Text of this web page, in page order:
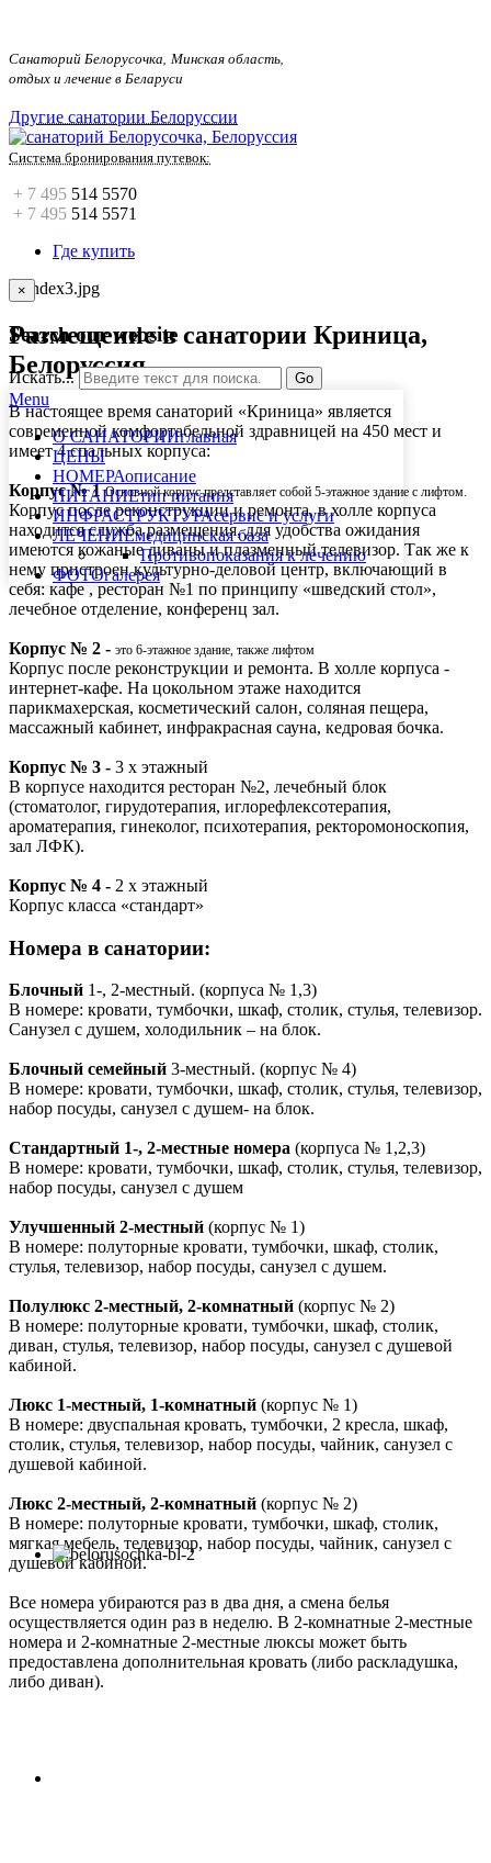
Санаторий Белорусочка, Минская область,
отдых и лечение в Беларуси
Другие санатории Белоруссии
Система бронирования путевок:
+ 7 495 514 5570
+ 7 495 514 5571
Где купить
×
Search our website
Искать... Go
Menu
О САНАТОРИИглавная
ЦЕНЫ
НОМЕРАописание
ПИТАНИЕтип питания
ИНФРАСТРУКТУРАсервис и услуги
ЛЕЧЕНИЕмедицинская база
Противопоказания к лечению
ФОТОгалерея
Размещение в санатории Криница,
Белоруссия
В настоящее время санаторий «Криница» является
современной комфортабельной здравницей на 450 мест и
имеет 4 спальных корпуса:
Корпус № 1Основной корпус представляет собой 5-этажное здание с лифтом.
Корпус после реконструкции и ремонта, в холле корпуса
находится служба размещения, для удобства ожидания
имеются кожаные диваны и плазменный телевизор. Так же к
нему пристроен культурно-деловой центр, включающий в
себя: кафе , ресторан №1 по принципу «шведский стол»,
лечебное отделение, конференц зал.
Корпус № 2 - это 6-этажное здание, также лифтом
Корпус после реконструкции и ремонта. В холле корпуса -
интернет-кафе. На цокольном этаже находится
парикмахерская, косметический салон, соляная пещера,
массажный кабинет, инфракрасная сауна, кедровая бочка.
Корпус № 3 - 3 х этажный
В корпусе находится ресторан №2, лечебный блок
(стоматолог, гирудотерапия, иглорефлексотерапия,
ароматерапия, гинеколог, психотерапия, ректоромоноскопия,
зал ЛФК).
Корпус № 4 - 2 х этажный
Корпус класса «стандарт»
Номера в санатории:
Блочный 1-, 2-местный. (корпуса № 1,3)
В номере: кровати, тумбочки, шкаф, столик, стулья, телевизор.
Санузел с душем, холодильник – на блок.
Блочный семейный 3-местный. (корпус № 4)
В номере: кровати, тумбочки, шкаф, столик, стулья, телевизор,
набор посуды, санузел с душем- на блок.
Стандартный 1-, 2-местные номера (корпуса № 1,2,3)
В номере: кровати, тумбочки, шкаф, столик, стулья, телевизор,
набор посуды, санузел с душем
Улучшенный 2-местный (корпус № 1)
В номере: полуторные кровати, тумбочки, шкаф, столик,
стулья, телевизор, набор посуды, санузел с душем.
Полулюкс 2-местный, 2-комнатный (корпус № 2)
В номере: полуторные кровати, тумбочки, шкаф, столик,
диван, стулья, телевизор, набор посуды, санузел с душевой
кабиной.
Люкс 1-местный, 1-комнатный (корпус № 1)
В номере: двуспальная кровать, тумбочки, 2 кресла, шкаф,
столик, стулья, телевизор, набор посуды, чайник, санузел с
душевой кабиной.
Люкс 2-местный, 2-комнатный (корпус № 2)
В номере: полуторные кровати, тумбочки, шкаф, столик,
мягкая мебель, телевизор, набор посуды, чайник, санузел с
душевой кабиной.
Все номера убираются раз в два дня, а смена белья
осуществляется один раз в неделю. В 2-комнатные 2-местные
номера и 2-комнатные 2-местные люксы может быть
предоставлена дополнительная кровать (либо раскладушка,
либо диван).